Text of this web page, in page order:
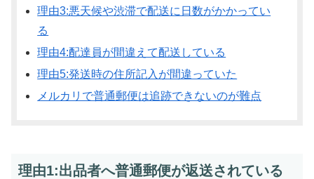
理由3:悪天候や渋滞で配送に日数がかかってい
る
理由4:配達員が間違えて配送している
理由5:発送時の住所記入が間違っていた
メルカリで普通郵便は追跡できないのが難点
理由1:出品者へ普通郵便が返送されている